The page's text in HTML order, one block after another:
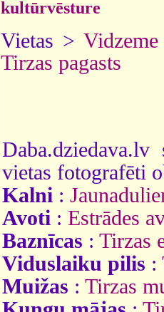
kultūrvēsture
Vietas >Vidzeme
Tirzas pagasts
vietas fotografēti
Kalni :
Avoti : Estrādes
Baznīcas : Tirzas
Viduslaiku pilis :
Muižas : Tirzas